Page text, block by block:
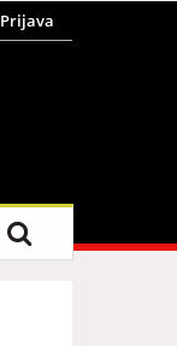
Prijava